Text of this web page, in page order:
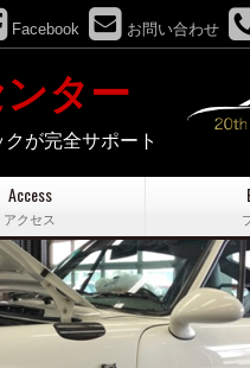
Facebook お問い合わせ
ター
が完全サポート
Access
アクセス